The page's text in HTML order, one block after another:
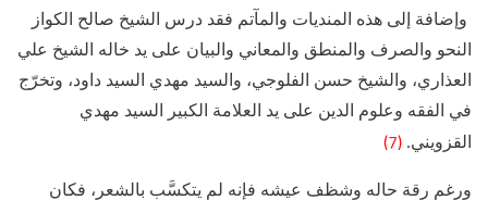
وإضافة إلى هذه المنديات والمآتم فقد درس الشيخ صالح الكواز
النحو والصرف والمنطق والمعاني والبيان على يد خاله الشيخ علي
العذاري، والشيخ حسن الفلوجي، والسيد مهدي السيد داود، وتخرّج
في الفقه وعلوم الدين على يد العلامة الكبير السيد مهدي
القزويني. (7)
ورغم رقة حاله وشظف عيشه فإنه لم يتكسَّب بالشعر، فكان